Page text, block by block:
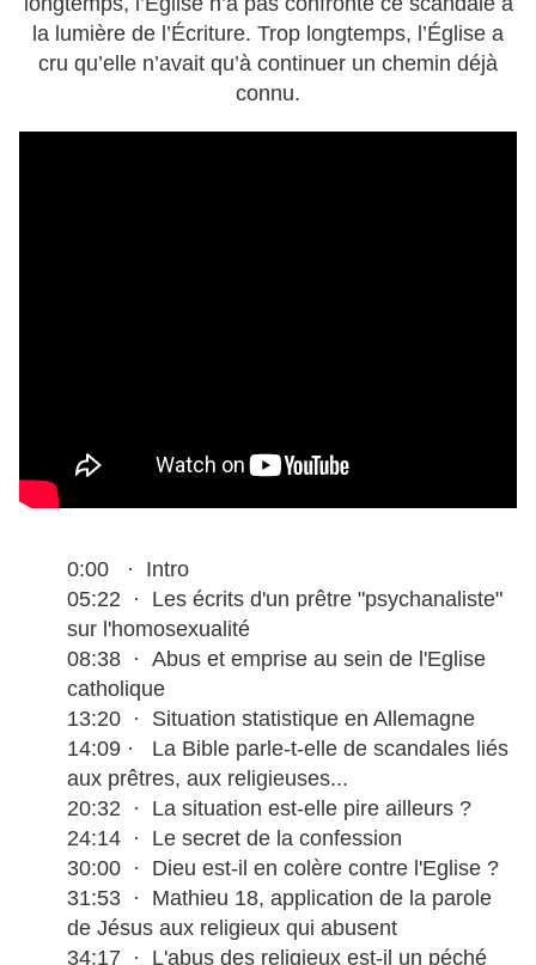
la lumière de l’Écriture. Trop longtemps, l’Église a
cru qu’elle n’avait qu’à continuer un chemin déjà
connu.
0:00 · Intro
05:22 · Les écrits d'un prêtre "psychanaliste"
sur l'homosexualité
08:38 · Abus et emprise au sein de l'Eglise
catholique
13:20 · Situation statistique en Allemagne
14:09 · La Bible parle-t-elle de scandales liés
aux prêtres, aux religieuses...
20:32 · La situation est-elle pire ailleurs ?
24:14 · Le secret de la confession
30:00 · Dieu est-il en colère contre l'Eglise ?
31:53 · Mathieu 18, application de la parole
de Jésus aux religieux qui abusent
34:17 · L'abus des religieux est-il un péché